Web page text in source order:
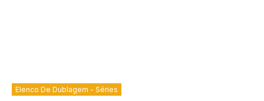
Elenco De Dublagem - Séries